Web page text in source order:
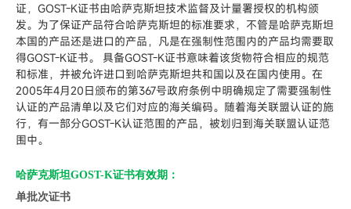
证，GOST-K证书由哈萨克斯坦技术监督及计量署授权的机构颁
发。为了保证产品符合哈萨克斯坦的标准要求，不管是哈萨克斯坦
本国的产品还是进口的产品，凡是在强制性范围内的产品均需要取
得GOST-K证书。 具备GOST-K证书意味着该货物符合相应的规范
和标准，并被允许进口到哈萨克斯坦共和国以及在国内使用。在
2005年4月20日颁布的第367号政府条例中明确规定了需要强制性
认证的产品清单以及它们对应的海关编码。随着海关联盟认证的施
行，有一部分GOST-K认证范围的产品，被划归到海关联盟认证范
围中。
哈萨克斯坦GOST-K证书有效期：
单批次证书